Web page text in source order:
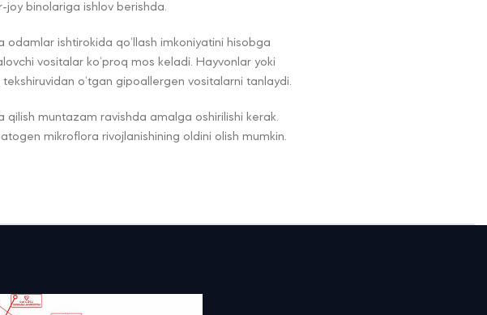
binolariga ishlov berishda.
odamlar ishtirokida qo‘llash imkoniyatini hisobga
vositalar ko‘proq mos keladi. Hayvonlar yoki
o‘tgan gipoallergen vositalarni tanlaydi.
qilish muntazam ravishda amalga oshirilishi kerak.
mikroflora rivojlanishining oldini olish mumkin.